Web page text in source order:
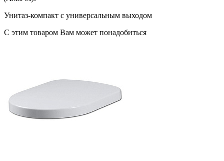
Унитаз-компакт с универсальным выходом
С этим товаром Вам может понадобиться